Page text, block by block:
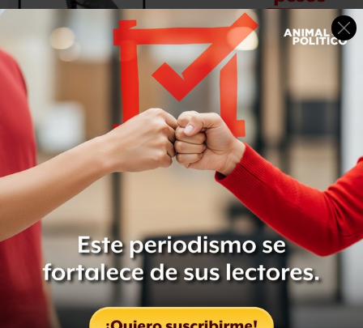
Notimex refirió que la relación jurídica que existe con
ellos es de naturaleza administrativa, derivada de un
contrato de prestación de servicios por tiempo
determinado (anual), que ellos aceptaron y firmaron a
partir de 2013, que fue cuando se les modificó la relación
con la institución.
A partir de esa fecha, según Notimex, cada año se
estableció un proceso de contratación de servicios, y de
firma de su respectivo contrato, de acuerdo con la Ley de
Adquisiciones, Arrendamientos y Servicios del Sector
Público y su Reglamento.